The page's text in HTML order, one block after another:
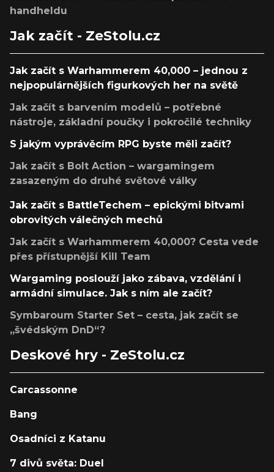
handheldu
Jak začít - ZeStolu.cz
Jak začít s Warhammerem 40,000 – jednou z
nejpopulárnějších figurkových her na světě
Jak začít s barvením modelů – potřebné
nástroje, základní poučky i pokročilé techniky
S jakým vyprávěcím RPG byste měli začít?
Jak začít s Bolt Action – wargamingem
zasazeným do druhé světové války
Jak začít s BattleTechem – epickými bitvami
obrovitých válečných mechů
Jak začít s Warhammerem 40,000? Cesta vede
přes přístupnější Kill Team
Wargaming poslouží jako zábava, vzdělání i
armádní simulace. Jak s ním ale začít?
Symbaroum Starter Set – cesta, jak začít se
„švédským DnD“?
Deskové hry - ZeStolu.cz
Carcassonne
Bang
Osadníci z Katanu
7 divů světa: Duel